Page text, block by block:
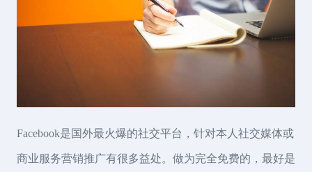
Facebook是国外最火爆的社交平台，针对本人社交媒体或
商业服务营销推广有很多益处。做为完全免费的，最好是